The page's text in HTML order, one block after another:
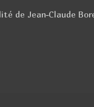
de Jean-Claude